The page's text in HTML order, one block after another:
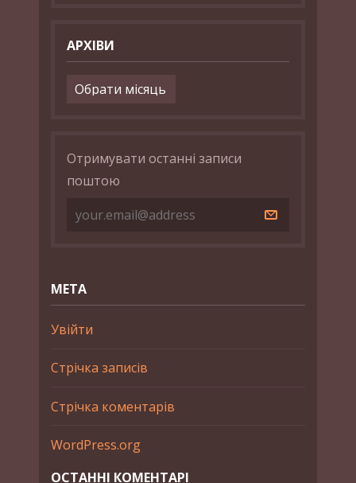
АРХІВИ
Архіви
Отримувати останні записи
поштою
МЕТА
Увійти
Стрічка записів
Стрічка коментарів
WordPress.org
ОСТАННІ КОМЕНТАРІ